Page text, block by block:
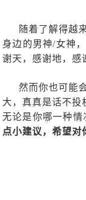
随着了解得越
身边的男神/女神
谢天，感谢地，感
然而你也可能
大，真真是话不投
无论是你哪一种
点小建议，希望对